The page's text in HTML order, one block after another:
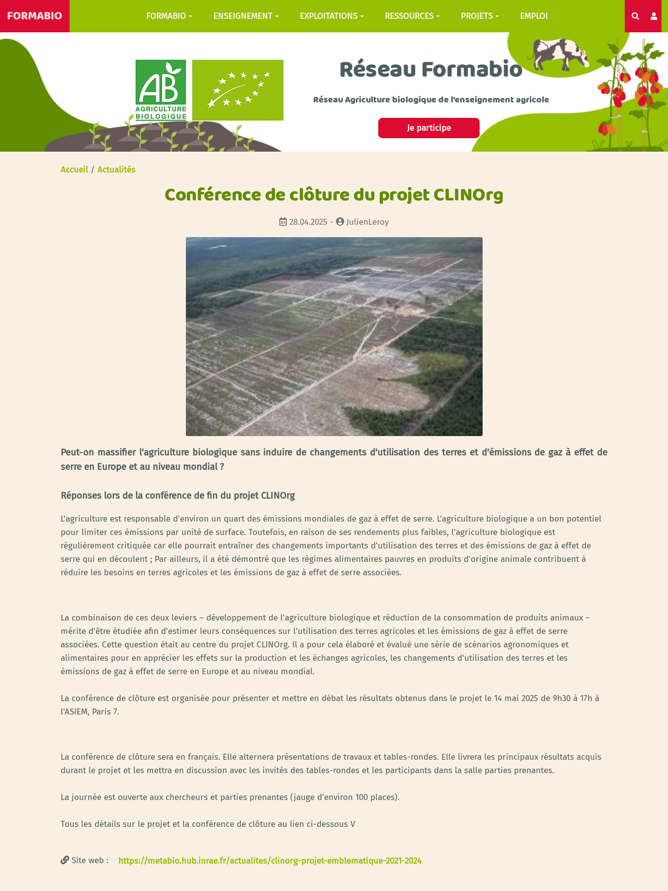
FORMABIO FORMABIO ENSEIGNEMENT EXPLOITATIONS RESSOURCES PROJETS EMPLOI
Réseau Formabio
Réseau Agriculture biologique de l'enseignement agricole
Je participe
Accueil/ Actualités
Conférence de clôture du projet CLINOrg
28.04.2025 - JulienLeroy
Peut-on massifier l'agriculture biologique sans induire de changements d'utilisation des terres et d'émissions de gaz à effet de
serre en Europe et au niveau mondial ?
Réponses lors de la conférence de fin du projet CLINOrg
L'agriculture est responsable d'environ un quart des émissions mondiales de gaz à effet de serre. L'agriculture biologique a un bon potentiel
pour limiter ces émissions par unité de surface. Toutefois, en raison de ses rendements plus faibles, l'agriculture biologique est
régulièrement critiquée car elle pourrait entraîner des changements importants d'utilisation des terres et des émissions de gaz à effet de
serre qui en découlent ; Par ailleurs, il a été démontré que les régimes alimentaires pauvres en produits d'origine animale contribuent à
réduire les besoins en terres agricoles et les émissions de gaz à effet de serre associées.
La combinaison de ces deux leviers – développement de l'agriculture biologique et réduction de la consommation de produits animaux –
mérite d'être étudiée afin d'estimer leurs conséquences sur l'utilisation des terres agricoles et les émissions de gaz à effet de serre
associées. Cette question était au centre du projet CLINOrg. Il a pour cela élaboré et évalué une série de scénarios agronomiques et
alimentaires pour en apprécier les effets sur la production et les échanges agricoles, les changements d'utilisation des terres et les
émissions de gaz à effet de serre en Europe et au niveau mondial.
La conférence de clôture est organisée pour présenter et mettre en débat les résultats obtenus dans le projet le 14 mai 2025 de 9h30 à 17h à
l'ASIEM, Paris 7.
La conférence de clôture sera en français. Elle alternera présentations de travaux et tables-rondes. Elle livrera les principaux résultats acquis
durant le projet et les mettra en discussion avec les invités des tables-rondes et les participants dans la salle parties prenantes.
La journée est ouverte aux chercheurs et parties prenantes (jauge d'environ 100 places).
Tous les détails sur le projet et la conférence de clôture au lien ci-dessous V
Site web : https://metabio.hub.inrae.fr/actualites/clinorg-projet-emblematique-2021-2024